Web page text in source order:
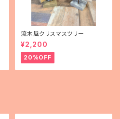
流木風クリスマスツリー
¥2,200
20%OFF